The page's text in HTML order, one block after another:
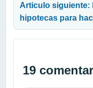
Articulo siguiente:
hipotecas para
19